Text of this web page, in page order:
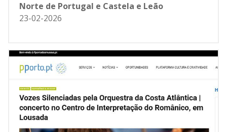
Norte de Portugal e Castela e Leão
23-02-2026